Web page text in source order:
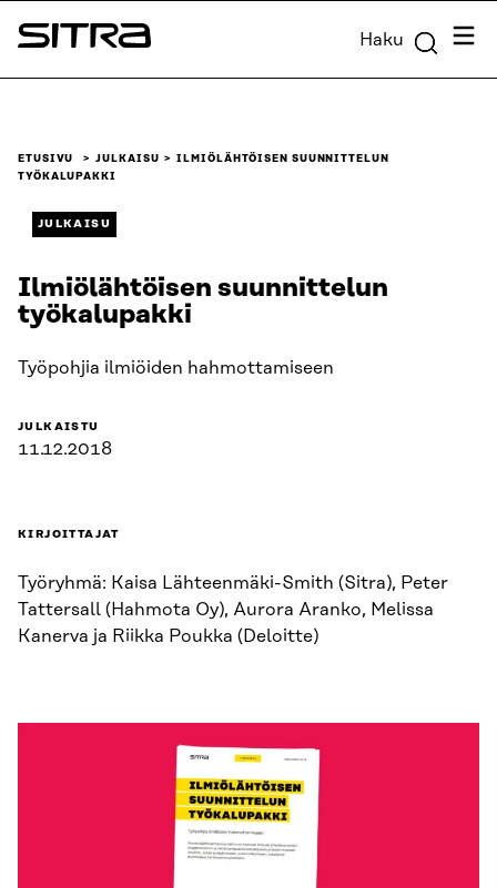
Siirry
suoraan
Sitra Haku
ETUSIVU JULKAISU
ILMIÖLÄHTÖISEN SUUNNITTELUN
TYÖKALUPAKKI
JULKAISU
Ilmiölähtöisen suunnittelun
työkalupakki
Työpohjia ilmiöiden hahmottamiseen
JULKAISTU
11.12.2018
KIRJOITTAJAT
Työryhmä: Kaisa Lähteenmäki-Smith (Sitra), Peter
Tattersall (Hahmota Oy), Aurora Aranko, Melissa
Kanerva ja Riikka Poukka (Deloitte)